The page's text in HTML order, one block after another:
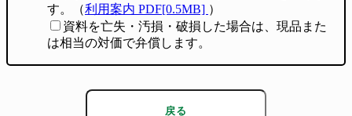
す。（利用案内 PDF[0.5MB] ）
資料を亡失・汚損・破損した場合は、現品また
は相当の対価で弁償します。